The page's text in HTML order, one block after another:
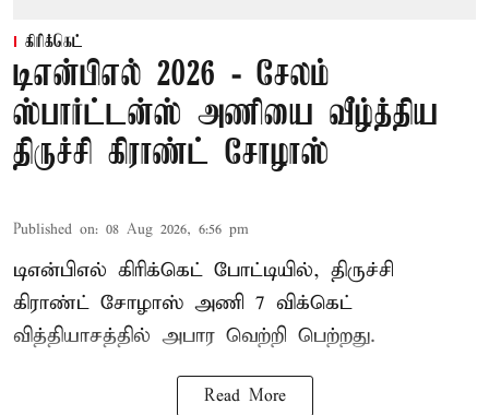
கிரிக்கெட்
டிஎன்பிஎல் 2026 - சேலம்
ஸ்பார்ட்டன்ஸ் அணியை வீழ்த்திய
திருச்சி கிராண்ட் சோழாஸ்
Published on: 08 Aug 2026, 6:56 pm
டிஎன்பிஎல் கிரிக்கெட் போட்டியில், திருச்சி
கிராண்ட் சோழாஸ் அணி 7 விக்கெட்
வித்தியாசத்தில் அபார வெற்றி பெற்றது.
Read More